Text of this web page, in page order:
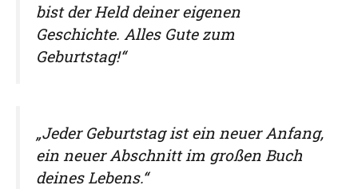
bist der Held deiner eigenen
Geschichte. Alles Gute zum
Geburtstag!“
„Jeder Geburtstag ist ein neuer Anfang,
ein neuer Abschnitt im großen Buch
deines Lebens.“